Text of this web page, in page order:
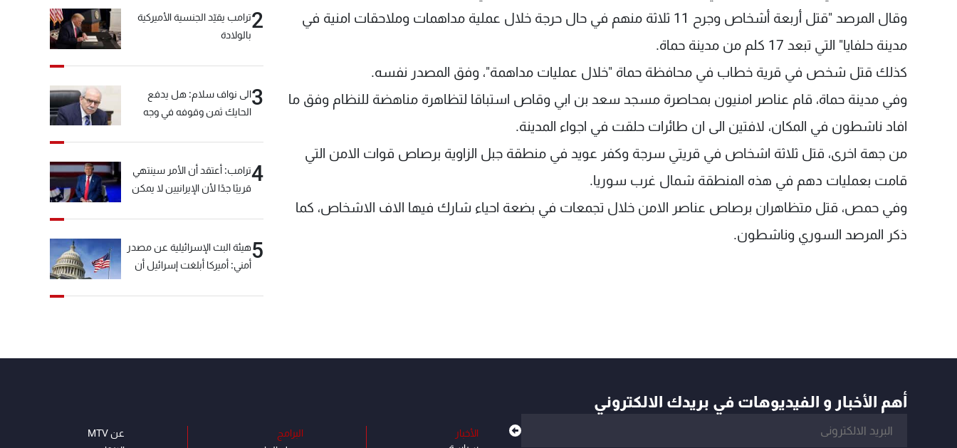
وقال المرصد "قتل أربعة أشخاص وجرح 11 ثلاثة منهم في حال حرجة خلال عملية مداهمات وملاحقات امنية في
مدينة حلفايا" التي تبعد 17 كلم من مدينة حماة.
كذلك قتل شخص في قرية خطاب في محافظة حماة "خلال عمليات مداهمة"، وفق المصدر نفسه.
وفي مدينة حماة، قام عناصر امنيون بمحاصرة مسجد سعد بن ابي وقاص استباقا لتظاهرة مناهضة للنظام وفق ما
افاد ناشطون في المكان، لافتين الى ان طائرات حلقت في اجواء المدينة.
من جهة اخرى، قتل ثلاثة اشخاص في قريتي سرجة وكفر عويد في منطقة جبل الزاوية برصاص قوات الامن التي
قامت بعمليات دهم في هذه المنطقة شمال غرب سوريا.
وفي حمص، قتل متظاهران برصاص عناصر الامن خلال تجمعات في بضعة احياء شارك فيها الاف الاشخاص، كما
ذكر المرصد السوري وناشطون.
2ترامب يقيّد الجنسية الأميركية
بالولادة
3الى نواف سلام: هل يدفع
الحايك ثمن وقوفه في وجه
4ترامب: أعتقد أن الأمر سينتهي
قريبًا جدًا لأن الإيرانيين لا يمكن
5هيئة البث الإسرائيلية عن مصدر
أمني: أميركا أبلغت إسرائيل أن
أهم الأخبار و الفيديوهات في بريدك الالكتروني
الأخبار
البرامج
عن MTV